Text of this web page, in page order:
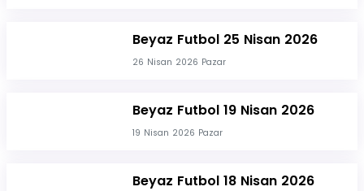
Beyaz Futbol 25 Nisan 2026
26 Nisan 2026 Pazar
Beyaz Futbol 19 Nisan 2026
19 Nisan 2026 Pazar
Beyaz Futbol 18 Nisan 2026